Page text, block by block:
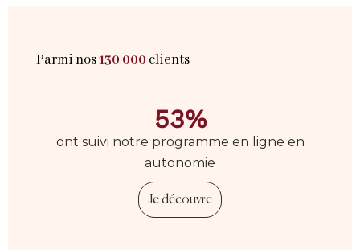
Parmi nos130 000 clients
53%
ont suivi notre programme en ligne en
autonomie
Je découvre